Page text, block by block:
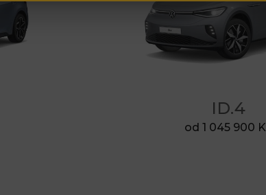
ID.4
od 1 045 900